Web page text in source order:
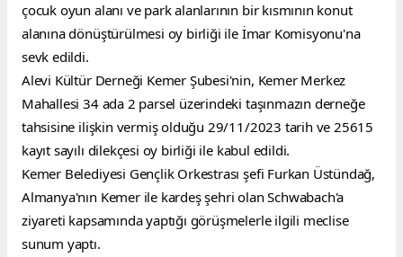
çocuk oyun alanı ve park alanlarının bir kısmının konut
alanına dönüştürülmesi oy birliği ile İmar Komisyonu'na
sevk edildi.
Alevi Kültür Derneği Kemer Şubesi'nin, Kemer Merkez
Mahallesi 34 ada 2 parsel üzerindeki taşınmazın derneğe
tahsisine ilişkin vermiş olduğu 29/11/2023 tarih ve 25615
kayıt sayılı dilekçesi oy birliği ile kabul edildi.
Kemer Belediyesi Gençlik Orkestrası şefi Furkan Üstündağ,
Almanya'nın Kemer ile kardeş şehri olan Schwabach'a
ziyareti kapsamında yaptığı görüşmelerle ilgili meclise
sunum yaptı.